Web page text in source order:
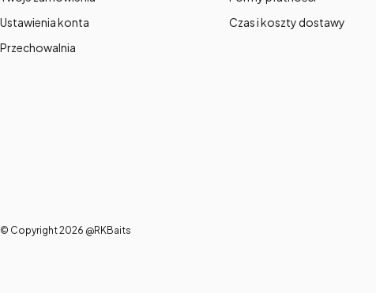
Ustawienia konta
Przechowalnia
Czas i koszty dostawy
© Copyright 2026 @RKBaits